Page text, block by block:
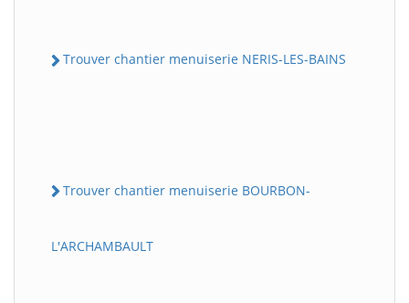
Trouver chantier menuiserie NERIS-LES-BAINS
Trouver chantier menuiserie BOURBON-
L'ARCHAMBAULT